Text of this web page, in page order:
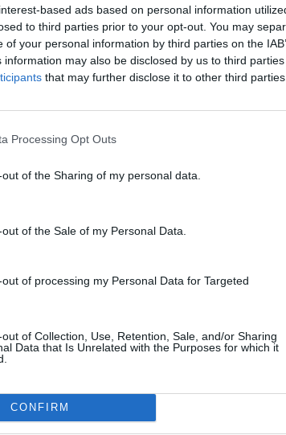
based ads based on personal information
to third parties prior to your opt-out. You may
of your personal information by third parties on the
information may also be disclosed by us to third
that may further disclose it to other third parties.
Processing Opt Outs
of the Sharing of my personal data.
of the Sale of my Personal Data.
of processing my Personal Data for Targeted
of Collection, Use, Retention, Sale, and/or Sharing
Data that Is Unrelated with the Purposes for which it
CONFIRM
Tobias Strunz